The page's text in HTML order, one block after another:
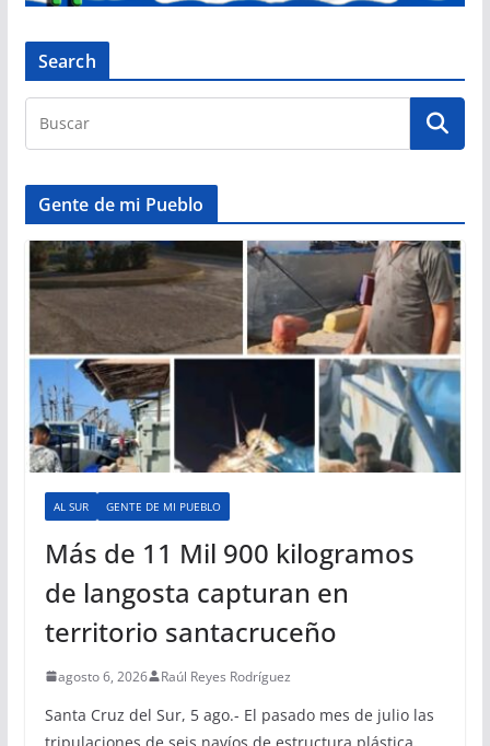
Search
Gente de mi Pueblo
AL SUR GENTE DE MI PUEBLO
Más de 11 Mil 900 kilogramos
de langosta capturan en
territorio santacruceño
agosto 6, 2026 Raúl Reyes Rodríguez
Santa Cruz del Sur, 5 ago.- El pasado mes de julio las